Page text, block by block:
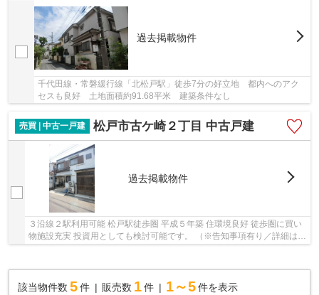
過去掲載物件
千代田線・常磐緩行線「北松戸駅」徒歩7分の好立地 都内へのアク
セスも良好 土地面積約91.68平米 建築条件なし
売買 | 中古一戸建 松戸市古ケ崎２丁目 中古戸建
過去掲載物件
３沿線２駅利用可能 松戸駅徒歩圏 平成５年築 住環境良好 徒歩圏に買い
物施設充実 投資用としても検討可能です。 （※告知事項有り／詳細は担
該当物件数 5件 販売数 1 件 1～5 件を表示